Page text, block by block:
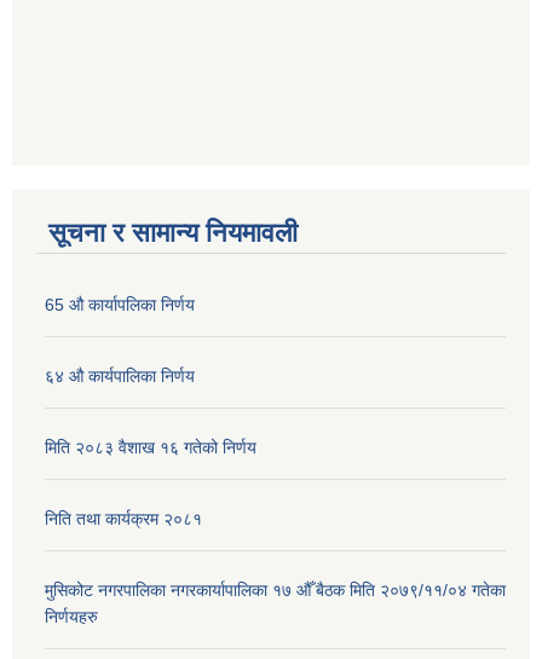
सूचना र सामान्य नियमावली
65 औ कार्यापलिका निर्णय
६४ औ कार्यपालिका निर्णय
मिति २०८३ वैशाख १६ गतेको निर्णय
निति तथा कार्यक्रम २०८१
मुसिकोट नगरपालिका नगरकार्यापालिका १७ औँ बैठक मिति २०७९/११/०४ गतेका
निर्णयहरु